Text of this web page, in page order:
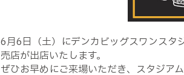
6月6日（土）にデンカビッグスワンスタ
売店が出店いたします。
ぜひお早めにご来場いただき、スタジア